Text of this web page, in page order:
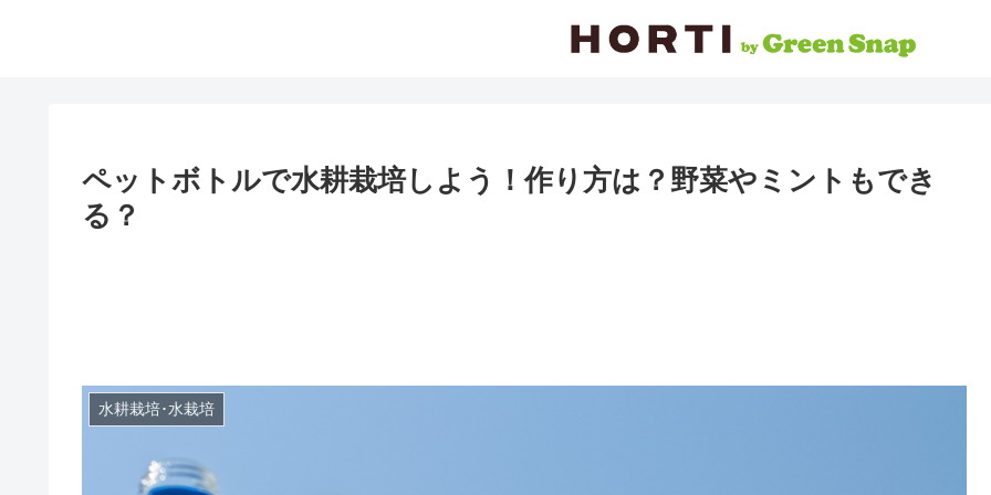
ペットボトルで水耕栽培しよう！作り方は？野菜やミントもでき
る？
水耕栽培･水栽培